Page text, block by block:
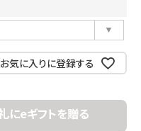
お気に入りに登録する